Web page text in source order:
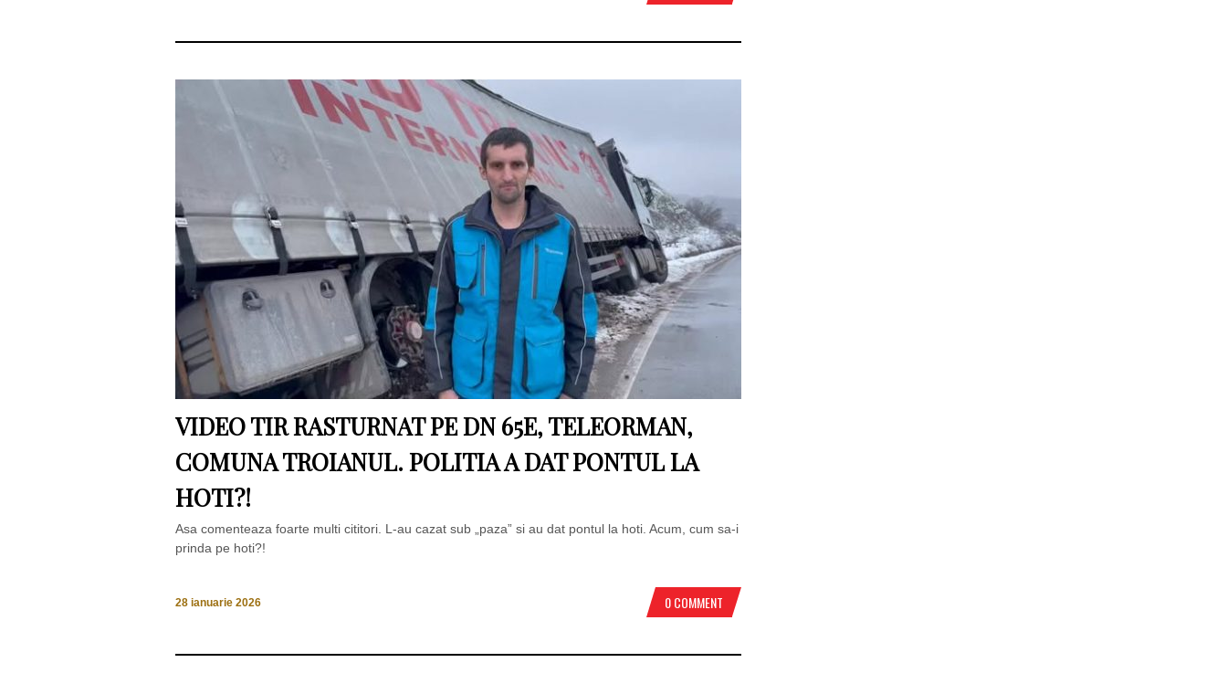
VIDEO TIR RASTURNAT PE DN 65E, TELEORMAN,
COMUNA TROIANUL. POLITIA A DAT PONTUL LA
HOTI?!
Asa comenteaza foarte multi cititori. L-au cazat sub „paza” si au dat pontul la hoti. Acum, cum sa-i
prinda pe hoti?!
28 ianuarie 2026 0 COMMENT